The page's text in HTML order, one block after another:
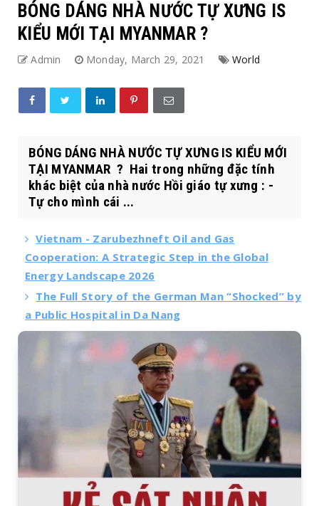
BÓNG DÁNG NHÀ NƯỚC TỰ XƯNG IS
KIỂU MỚI TẠI MYANMAR ?
Admin Monday, March 29, 2021 World
BÓNG DÁNG NHÀ NƯỚC TỰ XƯNG IS KIỂU MỚI
TẠI MYANMAR ? Hai trong những đặc tính
khác biệt của nhà nước Hồi giáo tự xưng : -
Tự cho mình cái ...
Vietnam - Zarubezhneft Oil and Gas
Cooperation: A Strategic Step in the Global
Energy Landscape 2026
The Full Story of the German Man “Shocked” by
a Public Hospital in Da Nang